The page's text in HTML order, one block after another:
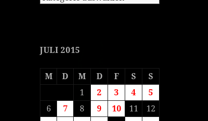
JULI 2015
M D M D F S
S
1
2 3 4
5
6
7 8 9 10 11
12